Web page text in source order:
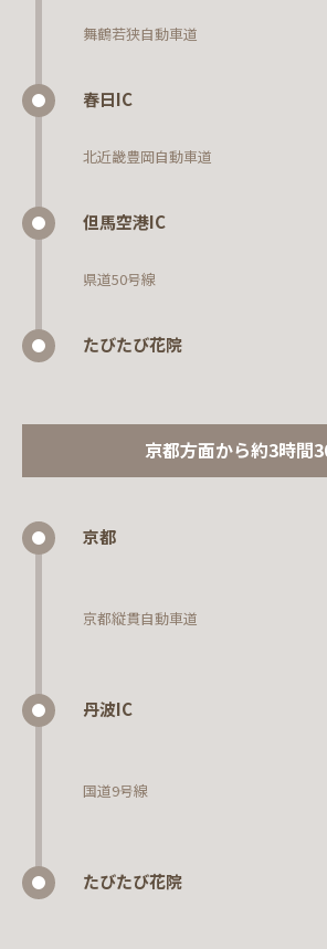
舞鶴若狭自動車道
春日IC
北近畿豊岡自動車道
但馬空港IC
県道50号線
たびたび花院
京都方面から約3時間
京都
京都縦貫自動車道
丹波IC
国道9号線
たびたび花院